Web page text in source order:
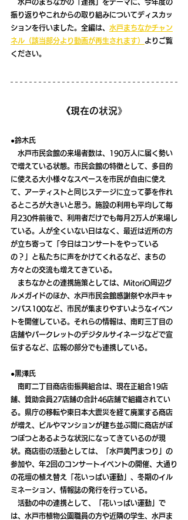
水戸のまちなかの「連携」をテーマに、今年度の
振り返りやこれからの取り組みについてディスカッ
ションを行いました。 全編は、 水戸まちなかチャン
ネル（該当部分より動画が再生されます） よりご覧
ください。
《現在の状況》
●鈴木氏
水戸市民会館の来場者数は、190万人に届く勢い
で増えている状態。市民会館の特徴として、多目的
に使える大小様々なスペースを市民が自由に使え
て、アーティストと同じステージに立って夢を作れ
るところが大きいと思う。施設の利用も平均して毎
月230件前後で、利用者だけでも毎月2万人が来場し
ている。人が全くいない日はなく、最近は近所の方
が立ち寄って「今日はコンサートをやっている
の？」と私たちに声をかけてくれるなど、まちの
方々との交流も増えてきている。
まちなかとの連携施策としては、MitoriO周辺グ
ルメガイドのほか、水戸市民会館感謝祭や水戸キャ
ンパス100など、市民が集まりやすいようなイベン
トを開催している。それらの情報は、南町三丁目の
店舗やパークレットのデジタルサイネージなどで宣
伝するなど、広報の部分でも連携している。
●黒澤氏
南町二丁目商店街振興組合は、現在正組合19店
舗、賛助会員27店舗の合計46店舗で組織されてい
る。県庁の移転や東日本大震災を経て廃業する商店
が増え、ビルやマンションが建ち並ぶ間に商店がぽ
つぽつとあるような状況になってきているのが現
状。商店街の活動としては、「水戸黄門まつり」の
参加や、年2回のコンサートイベントの開催、大通り
の花壇の植え替え「花いっぱい運動」、冬期のイル
ミネーション、情報誌の発行を行っている。
活動の中の連携として、「花いっぱい運動」で
は、水戸市植物公園職員の方や近隣の学生、水戸ま